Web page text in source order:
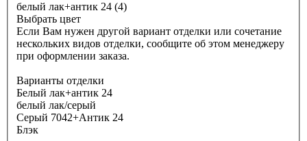
белый лак+антик 24 (4)
Выбрать цвет
Если Вам нужен другой вариант отделки или сочетание
нескольких видов отделки, сообщите об этом менеджеру
при оформлении заказа.
Варианты отделки
Белый лак+антик 24
белый лак/серый
Серый 7042+Антик 24
Блэк